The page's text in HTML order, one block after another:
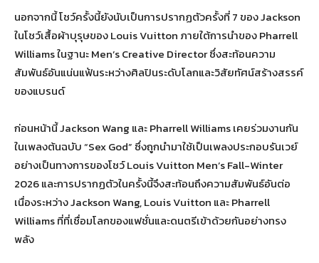
นอกจากนี้ โชว์ครั้งนี้ยังนับเป็นการปรากฏตัวครั้งที่ 7 ของ Jackson
ในโชว์เสื้อผ้าบุรุษของ Louis Vuitton ภายใต้การนำของ Pharrell
Williams ในฐานะ Men’s Creative Director ซึ่งสะท้อนความ
สัมพันธ์อันแน่นแฟ้นระหว่างศิลปินระดับโลกและวิสัยทัศน์สร้างสรรค์
ของแบรนด์
ก่อนหน้านี้ Jackson Wang และ Pharrell Williams เคยร่วมงานกัน
ในเพลงต้นฉบับ “Sex God” ซึ่งถูกนำมาใช้เป็นเพลงประกอบรันเวย์
อย่างเป็นทางการของโชว์ Louis Vuitton Men’s Fall-Winter
2026 และการปรากฏตัวในครั้งนี้จึงสะท้อนถึงความสัมพันธ์อันต่อ
เนื่องระหว่าง Jackson Wang, Louis Vuitton และ Pharrell
Williams ที่ที่เชื่อมโลกของแฟชั่นและดนตรีเข้าด้วยกันอย่างทรง
พลัง